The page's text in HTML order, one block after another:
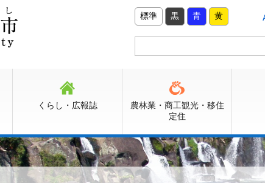
標準 黒 青 黄
くらし・広報誌
農林業・商工観光・移住
定住